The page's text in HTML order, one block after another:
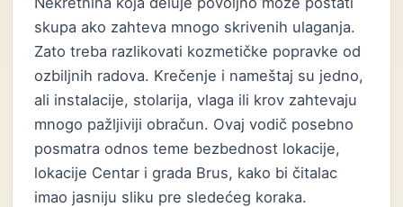
skupa ako zahteva mnogo skrivenih ulaganja.
Zato treba razlikovati kozmetičke popravke od
ozbiljnih radova. Krečenje i nameštaj su jedno,
ali instalacije, stolarija, vlaga ili krov zahtevaju
mnogo pažljiviji obračun. Ovaj vodič posebno
posmatra odnos teme bezbednost lokacije,
lokacije Centar i grada Brus, kako bi čitalac
imao jasniju sliku pre sledećeg koraka.